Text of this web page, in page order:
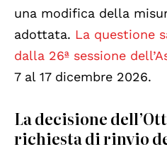
una modifica della
adottata. La questione
dalla 26ª sessione
7 al 17 dicembre 2026.
La decisione
richiesta di rinvio